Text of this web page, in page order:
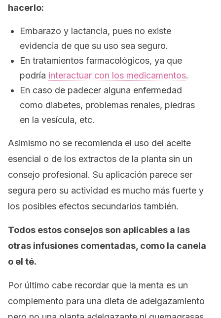
hacerlo:
Embarazo y lactancia, pues no existe
evidencia de que su uso sea seguro.
En tratamientos farmacológicos, ya que
podría interactuar con los medicamentos.
En caso de padecer alguna enfermedad
como diabetes, problemas renales, piedras
en la vesícula, etc.
Asimismo no se recomienda el uso del aceite
esencial o de los extractos de la planta sin un
consejo profesional. Su aplicación parece ser
segura pero su actividad es mucho más fuerte y
los posibles efectos secundarios también.
Todos estos consejos son aplicables a las
otras infusiones comentadas, como la canela
o el té.
Por último cabe recordar que la menta es un
complemento para una dieta de adelgazamiento